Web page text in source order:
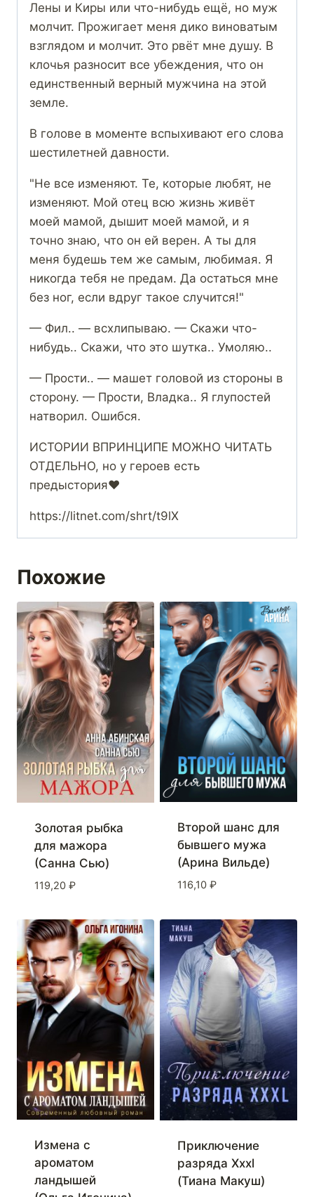
Лены и Киры или что-нибудь ещё, но муж
молчит. Прожигает меня дико виноватым
взглядом и молчит. Это рвёт мне душу. В
клочья разносит все убеждения, что он
единственный верный мужчина на этой
земле.
В голове в моменте вспыхивают его слова
шестилетней давности.
"Не все изменяют. Те, которые любят, не
изменяют. Мой отец всю жизнь живёт
моей мамой, дышит моей мамой, и я
точно знаю, что он ей верен. А ты для
меня будешь тем же самым, любимая. Я
никогда тебя не предам. Да остаться мне
без ног, если вдруг такое случится!"
— Фил.. — всхлипываю. — Скажи что-
нибудь.. Скажи, что это шутка.. Умоляю..
— Прости.. — машет головой из стороны в
сторону. — Прости, Владка.. Я глупостей
натворил. Ошибся.
ИСТОРИИ ВПРИНЦИПЕ МОЖНО ЧИТАТЬ
ОТДЕЛЬНО, но у героев есть
предыстория‍❤️‍
https://litnet.com/shrt/t9lX
Похожие
Золотая рыбка
для мажора
(Санна Сью)
119,20 ₽
Второй шанс для
бывшего мужа
(Арина Вильде)
116,10 ₽
Измена с
ароматом
ландышей
Приключение
разряда Xxxl
(Тиана Макуш)